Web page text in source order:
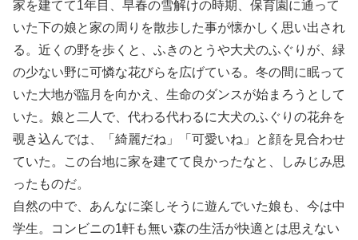
家を建てて1年目、早春の雪解けの時期、保育園に通って
いた下の娘と家の周りを散歩した事が懐かしく思い出され
る。近くの野を歩くと、ふきのとうや大犬のふぐりが、緑
の少ない野に可憐な花びらを広げている。冬の間に眠って
いた大地が臨月を向かえ、生命のダンスが始まろうとして
いた。娘と二人で、代わる代わるに大犬のふぐりの花弁を
覗き込んでは、「綺麗だね」「可愛いね」と顔を見合わせ
ていた。この台地に家を建てて良かったなと、しみじみ思
ったものだ。
自然の中で、あんなに楽しそうに遊んでいた娘も、今は中
学生。コンビニの1軒も無い森の生活が快適とは思えない